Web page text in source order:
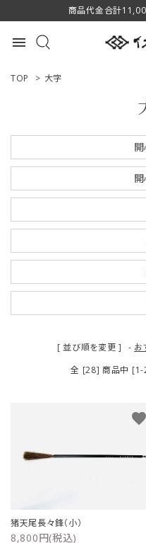
商品代金合計
menu
ACCOUNT MENU
ログイン
商品一覧
プライバシーポリシー
TOP > 大字
[ 並び順を変更 ] - お
全 [28] 商品中 [1-
猪天尾長々鋒（小）
8,800円(税込)
favorite